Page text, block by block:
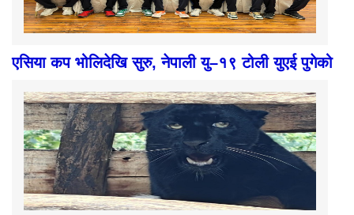
एसिया कप भोलिदेखि सुरु, नेपाली यु–१९ टोली युएई पुगेको